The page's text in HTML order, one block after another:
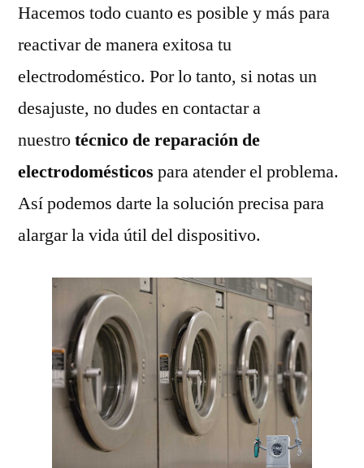
Hacemos todo cuanto es posible y más para
reactivar de manera exitosa tu
electrodoméstico. Por lo tanto, si notas un
desajuste, no dudes en contactar a
nuestrotécnico de reparación de
electrodomésticos para atender el problema.
Así podemos darte la solución precisa para
alargar la vida útil del dispositivo.